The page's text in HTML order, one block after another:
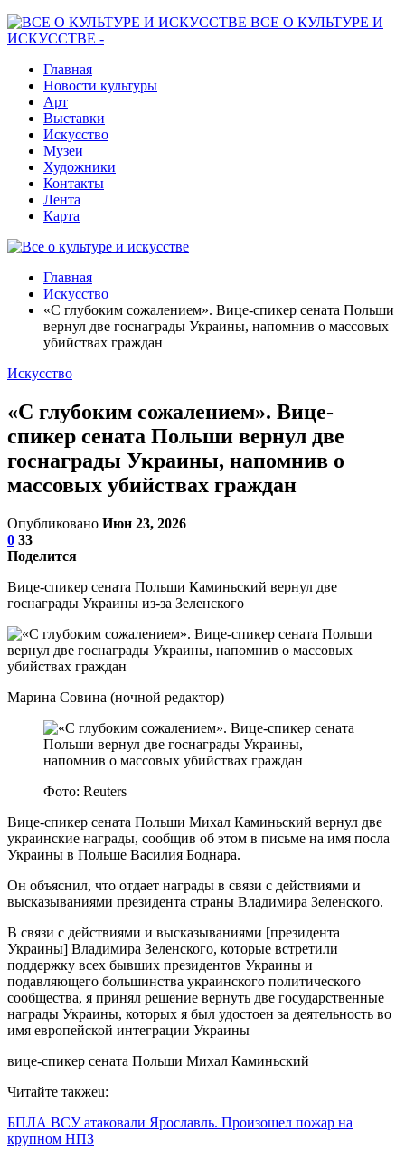
ВСЕ О КУЛЬТУРЕ И
ИСКУССТВЕ -
Главная
Новости культуры
Арт
Выставки
Искусство
Музеи
Художники
Контакты
Лента
Карта
Главная
Искусство
«С глубоким сожалением». Вице-спикер сената Польши
вернул две госнаграды Украины, напомнив о массовых
убийствах граждан
Искусство
«С глубоким сожалением». Вице-
спикер сената Польши вернул две
госнаграды Украины, напомнив о
массовых убийствах граждан
Опубликовано Июн 23, 2026
0 33
Поделится
Вице-спикер сената Польши Каминьский вернул две
госнаграды Украины из-за Зеленского
Марина Совина (ночной редактор)
Фото: Reuters
Вице-спикер сената Польши Михал Каминьский вернул две
украинские награды, сообщив об этом в письме на имя посла
Украины в Польше Василия Боднара.
Он объяснил, что отдает награды в связи с действиями и
высказываниями президента страны Владимира Зеленского.
В связи с действиями и высказываниями [президента
Украины] Владимира Зеленского, которые встретили
поддержку всех бывших президентов Украины и
подавляющего большинства украинского политического
сообщества, я принял решение вернуть две государственные
награды Украины, которых я был удостоен за деятельность во
имя европейской интеграции Украины
вице-спикер сената Польши Михал Каминьский
Читайте такжеu:
БПЛА ВСУ атаковали Ярославль. Произошел пожар на
крупном НПЗ